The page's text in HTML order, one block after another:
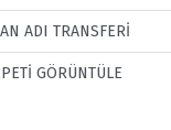
ADI TRANSFERI
GÖRÜNTÜLE